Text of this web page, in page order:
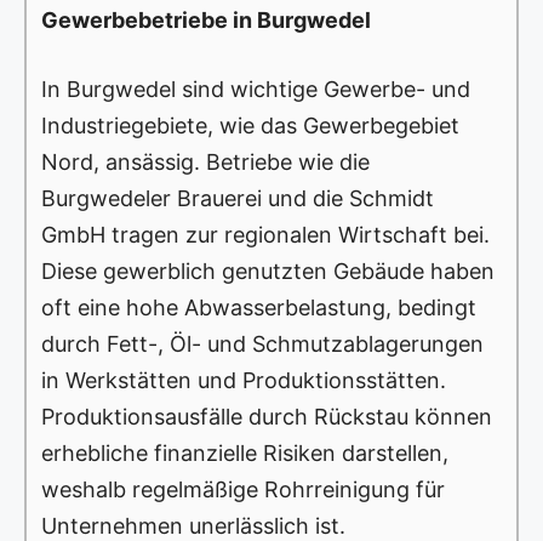
Gewerbebetriebe in Burgwedel
In Burgwedel sind wichtige Gewerbe- und
Industriegebiete, wie das Gewerbegebiet
Nord, ansässig. Betriebe wie die
Burgwedeler Brauerei und die Schmidt
GmbH tragen zur regionalen Wirtschaft bei.
Diese gewerblich genutzten Gebäude haben
oft eine hohe Abwasserbelastung, bedingt
durch Fett-, Öl- und Schmutzablagerungen
in Werkstätten und Produktionsstätten.
Produktionsausfälle durch Rückstau können
erhebliche finanzielle Risiken darstellen,
weshalb regelmäßige Rohrreinigung für
Unternehmen unerlässlich ist.